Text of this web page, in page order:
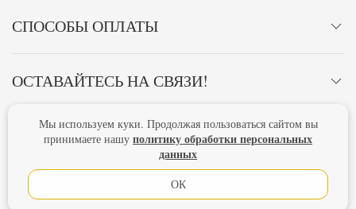
СПОСОБЫ ОПЛАТЫ
ОСТАВАЙТЕСЬ НА СВЯЗИ!
Главная Политика конфиденциальности
Оферта
Новости
Мы используем куки. Продолжая пользоваться сайтом вы
принимаете нашу политику обработки персональных
данных
ОК